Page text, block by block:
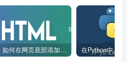
如何在网页底部添加版权信息？